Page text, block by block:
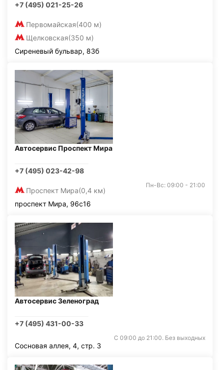
+7 (495) 021-25-26
Первомайская(400 м)
Щелковская(350 м)
Сиреневый бульвар, 83б
Автосервис Проспект Мира
+7 (495) 023-42-98
Проспект Мира(0,4 км)
Пн-Вс: 09:00 - 21:00
проспект Мира, 96с16
Автосервис Зеленоград
+7 (495) 431-00-33
С 09:00 до 21:00. Без выходных
Сосновая аллея, 4, стр. 3